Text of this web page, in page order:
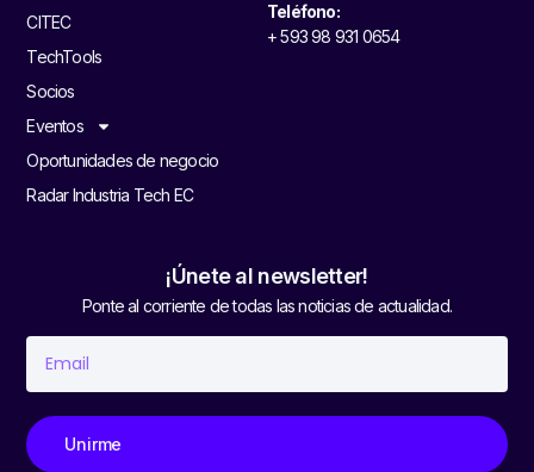
CITEC
TechTools
Socios
Eventos
Oportunidades de negocio
Radar Industria Tech EC
Teléfono:
+ 593 98 931 0654
¡Únete al newsletter!
Ponte al corriente de todas las noticias de actualidad.
Unirme